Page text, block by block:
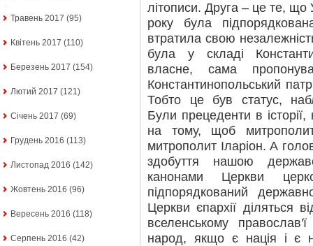
Травень 2017 (95)
Квітень 2017 (110)
Березень 2017 (154)
Лютий 2017 (121)
Січень 2017 (69)
Грудень 2016 (113)
Листопад 2016 (142)
Жовтень 2016 (96)
Вересень 2016 (118)
Серпень 2016 (42)
літописи. Друга – це те,
року була
втратила свою
була у складі
власне, сама
Константинопольський
Тобто це був статус,
Були прецеденти в історії,
на тому, щоб
митрополит Іларіон. А
здобуття нашою
канонами Церкви
підпорядкований
Церкви єпархії діляться
вселенському
народ, якщо є нація і є